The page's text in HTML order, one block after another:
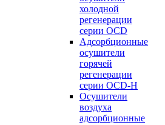
холодной
регенерации
серии OCD
Адсорбционные
осушители
горячей
регенерации
серии OСD-H
Осушители
воздуха
адсорбционные